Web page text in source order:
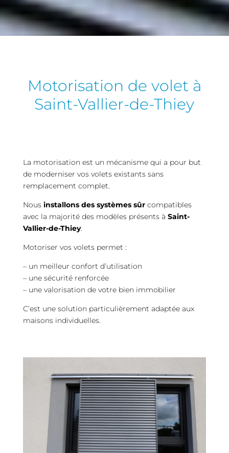
Motorisation de volet à
Saint-Vallier-de-Thiey
La motorisation est un mécanisme qui a pour but
de moderniser vos volets existants sans
remplacement complet.
Nous installons des systèmes sûrcompatibles
avec la majorité des modèles présents à Saint-
Vallier-de-Thiey.
Motoriser vos volets permet :
– un meilleur confort d’utilisation
– une sécurité renforcée
– une valorisation de votre bien immobilier
C’est une solution particulièrement adaptée aux
maisons individuelles.